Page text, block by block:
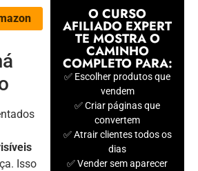
Isso
O CURSO
AFILIADO EXPERT
TE MOSTRA O
CAMINHO
COMPLETO PARA:
✅ Escolher produtos que
vendem
✅ Criar páginas que
convertem
✅ Atrair clientes todos os
dias
✅ Vender sem aparecer